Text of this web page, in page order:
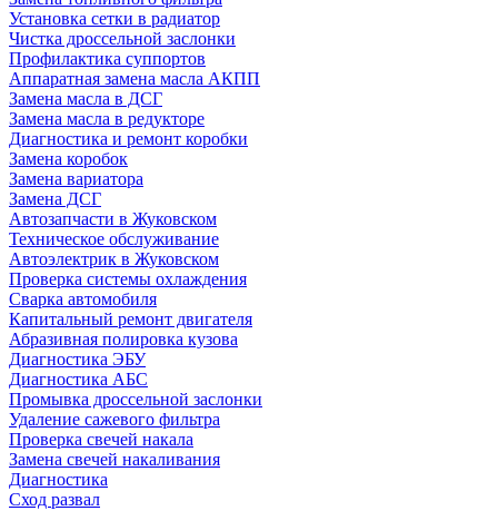
Установка сетки в радиатор
Чистка дроссельной заслонки
Профилактика суппортов
Аппаратная замена масла АКПП
Замена масла в ДСГ
Замена масла в редукторе
Диагностика и ремонт коробки
Замена коробок
Замена вариатора
Замена ДСГ
Автозапчасти в Жуковском
Техническое обслуживание
Автоэлектрик в Жуковском
Проверка системы охлаждения
Сварка автомобиля
Капитальный ремонт двигателя
Абразивная полировка кузова
Диагностика ЭБУ
Диагностика АБС
Промывка дроссельной заслонки
Удаление сажевого фильтра
Проверка свечей накала
Замена свечей накаливания
Диагностика
Сход развал